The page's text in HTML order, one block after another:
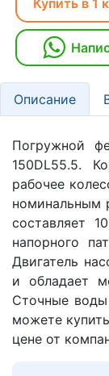
Купить в 1
Описание
Погружной
150DL55.5.
рабочее
номинальным
составляет
напорного
Двигатель
и обладает
Сточные
можете
цене от